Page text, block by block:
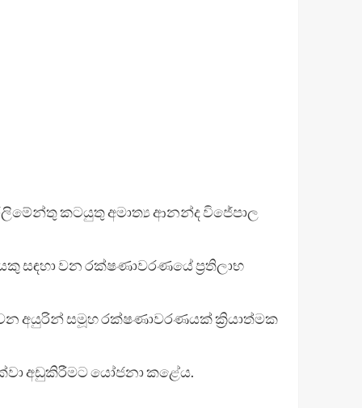
කටයුතු අමාත්‍ය ආනන්ද විජේපාල
සඳහා වන රක්ෂණාවරණයේ ප්‍රතිලාභ
අයුරින් සමූහ රක්ෂණාවරණයක් ක්‍රියාත්මක
අඩුකිරීමට යෝජනා කළේය.